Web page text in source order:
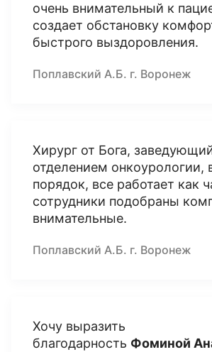
очень внимательный к
создает обстановку
быстрого выздоровления.
Поплавский А.Б. г. Воронеж
Хирург от Бога,
отделением онкоурологии,
порядок, все работает как
сотрудники подобраны
внимательные.
Поплавский А.Б. г. Воронеж
Хочу выразить
благодарность Фоминой